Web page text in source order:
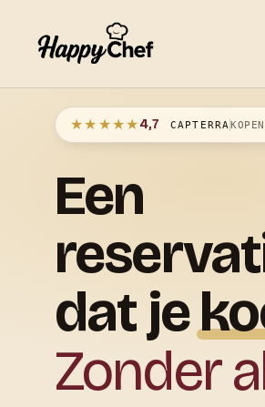
★★★★★4,7 CAPTERRA
Een
dat je
Zonder